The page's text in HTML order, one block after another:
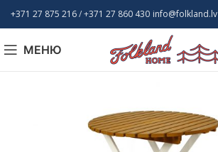
+371 27 875 216/ +371 27 860 430 info@folkland.lv
МЕНЮ